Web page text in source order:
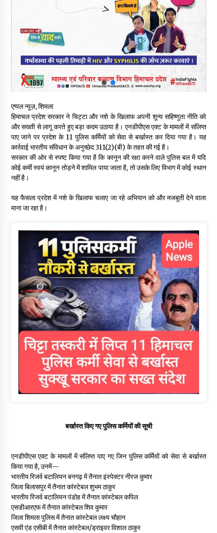
वन विभाग के एक हजार खिलाड़ी रामपुर में दिखाएंगे जौहर, 11 से 13 सितंबर
तक आयोजित होगी 27वीं वार्षिक खेलकूद प्रतियोगिता
30 बैग की सीमा पर भाजपा का हमला, बोली- कांग्रेस सरकार ने सेब उत्पादकों
की तोड़ी कमर- संदीपनी
07/08/2026
6 साल में पीएम नरेंद्र मोदी के विदेश दौरों पर 557 करोड़ खर्च, सरकार ने
संसद में दी जानकारी
07/08/2026
हिमालयन “सीरो” कैमरे में कैद
एप्पल न्यूज़, शिमला
हिमाचल प्रदेश सरकार ने चिट्टा और नशे के खिलाफ अपनी शून्य सहिष्णुता नीति को
और सख्ती से लागू करते हुए बड़ा कदम उठाया है। एनडीपीएस एक्ट के मामलों में संलिप्त
पाए जाने पर प्रदेश के 11 पुलिस कर्मियों को सेवा से बर्खास्त कर दिया गया है। यह
कार्रवाई भारतीय संविधान के अनुच्छेद 311(2)(बी) के तहत की गई है।
सरकार की ओर से स्पष्ट किया गया है कि कानून की रक्षा करने वाले पुलिस बल में यदि
कोई कर्मी स्वयं कानून तोड़ने में शामिल पाया जाता है, तो उसके लिए विभाग में कोई स्थान
नहीं है।
यह फैसला प्रदेश में नशे के खिलाफ चलाए जा रहे अभियान को और मजबूती देने वाला
माना जा रहा है।
बर्खास्त किए गए पुलिस कर्मियों की सूची
एनडीपीएस एक्ट के मामलों में संलिप्त पाए गए जिन पुलिस कर्मियों को सेवा से बर्खास्त
किया गया है, उनमें—
भारतीय रिजर्व बटालियन बनगढ़ में तैनात इंस्पेक्टर नीरज कुमार
जिला बिलासपुर में तैनात कांस्टेबल शुभम ठाकुर
भारतीय रिजर्व बटालियन पंडोह में तैनात कांस्टेबल कपिल
एसडीआरएफ में तैनात कांस्टेबल शिव कुमार
जिला शिमला पुलिस में तैनात कांस्टेबल लक्ष्य चौहान
एसवी एंड एसीबी में तैनात कांस्टेबल/ड्राइवर विशाल ठाकुर